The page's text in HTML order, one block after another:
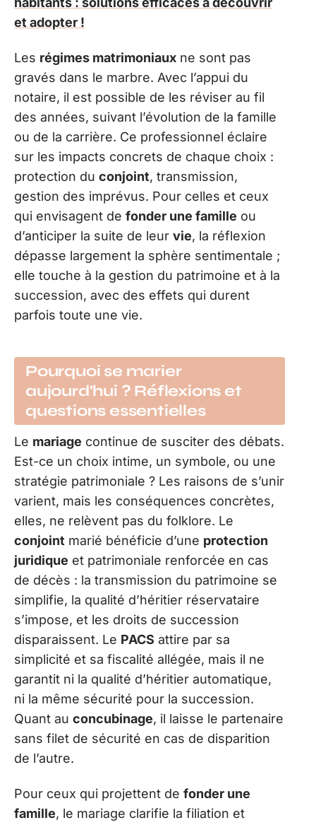
et adopter !
Les régimes matrimoniaux ne sont pas
gravés dans le marbre. Avec l’appui du
notaire, il est possible de les réviser au fil
des années, suivant l’évolution de la famille
ou de la carrière. Ce professionnel éclaire
sur les impacts concrets de chaque choix :
protection du conjoint, transmission,
gestion des imprévus. Pour celles et ceux
qui envisagent de fonder une famille ou
d’anticiper la suite de leur vie, la réflexion
dépasse largement la sphère sentimentale ;
elle touche à la gestion du patrimoine et à la
succession, avec des effets qui durent
parfois toute une vie.
Pourquoi se marier
aujourd’hui ? Réflexions et
questions essentielles
Le mariage continue de susciter des débats.
Est-ce un choix intime, un symbole, ou une
stratégie patrimoniale ? Les raisons de s’unir
varient, mais les conséquences concrètes,
elles, ne relèvent pas du folklore. Le
conjoint marié bénéficie d’une protection
juridique et patrimoniale renforcée en cas
de décès : la transmission du patrimoine se
simplifie, la qualité d’héritier réservataire
s’impose, et les droits de succession
disparaissent. Le PACS attire par sa
simplicité et sa fiscalité allégée, mais il ne
garantit ni la qualité d’héritier automatique,
ni la même sécurité pour la succession.
Quant au concubinage, il laisse le partenaire
sans filet de sécurité en cas de disparition
de l’autre.
Pour ceux qui projettent de fonder une
famille, le mariage clarifie la filiation et